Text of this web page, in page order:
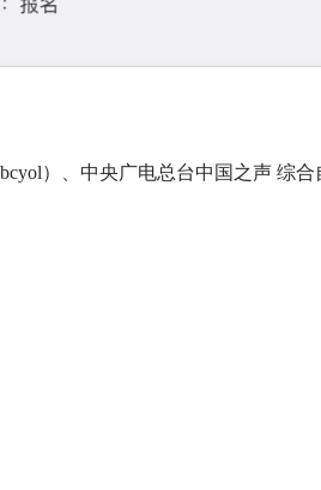
）、中央广电总台中国之声 综